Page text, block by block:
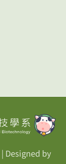
| Designed by